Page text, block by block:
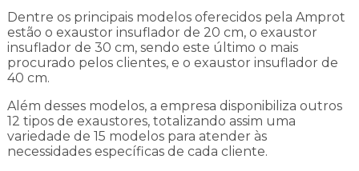
Dentre os principais modelos oferecidos pela Amprot
estão o exaustor insuflador de 20 cm, o exaustor
insuflador de 30 cm, sendo este último o mais
procurado pelos clientes, e o exaustor insuflador de
40 cm.
Além desses modelos, a empresa disponibiliza outros
12 tipos de exaustores, totalizando assim uma
variedade de 15 modelos para atender às
necessidades específicas de cada cliente.